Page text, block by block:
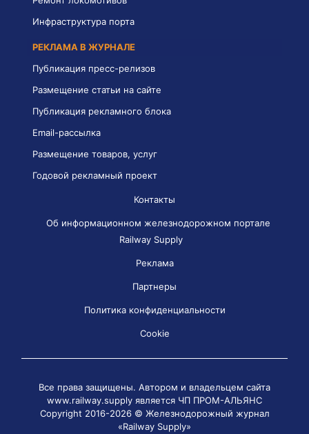
Инфраструктура порта
РЕКЛАМА В ЖУРНАЛЕ
Публикация пресс-релизов
Размещение статьи на сайте
Публикация рекламного блока
Email-рассылка
Размещение товаров, услуг
Годовой рекламный проект
Контакты
Об информационном железнодорожном портале
Railway Supply
Реклама
Партнеры
Политика конфиденциальности
Cookie
Все права защищены. Автором и владельцем сайта
www.railway.supply является ЧП ПРОМ-АЛЬЯНС
Copyright 2016-2026 © Железнодорожный журнал
«Railway Supply»